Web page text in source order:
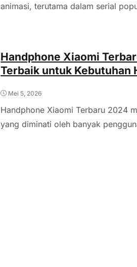
animasi, terutama dalam serial
Handphone Xiaomi
Terbaik untuk Kebutuhan
Mei 5, 2026
Handphone Xiaomi Terbaru 2024
yang diminati oleh banyak